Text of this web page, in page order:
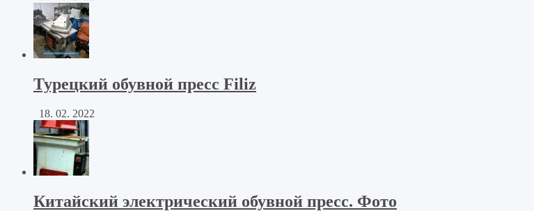
Турецкий обувной пресс Filiz
18. 02. 2022
Китайский электрический обувной пресс. Фото